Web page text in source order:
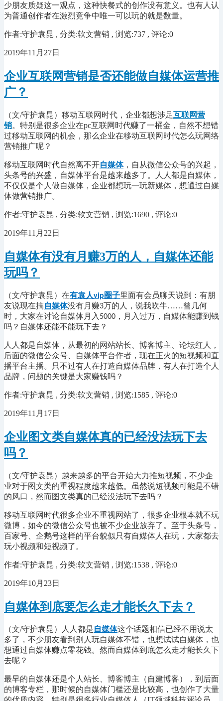
少朋友质疑这一观点，这种快餐式的创作没有意义。也有人认
为普通创作者在激烈竞争中唯一可以玩的就是数量。
作者:守护袁昆 , 分类:软文营销 , 浏览:737 , 评论:0
2019年11月27日
企业互联网营销是否还能做自媒体运营推
广？
（文/守护袁昆）移动互联网时代，企业都想涉足互联网营
销。特别是很多企业在pc互联网时代赚了一桶金，自然不想错
过移动互联网的机会，那么企业在移动互联网时代怎么玩网络
营销推广呢？
移动互联网时代自然离不开自媒体，自从微信公众号的兴起，
头条号的兴盛，自媒体平台是越来越多了。人人都是自媒体，
不仅仅是个人做自媒体，企业都想玩一玩新媒体，想通过自媒
体做营销推广。
作者:守护袁昆 , 分类:软文营销 , 浏览:1690 , 评论:0
2019年11月22日
自媒体有没有月赚3万的人，自媒体还能
玩吗？
（文/守护袁昆）在有袁人vip圈子里面有会员聊天说到：有朋
友说现在搞自媒体没有月赚3万的人，说我吹牛……曾几何
时，大家在讨论自媒体月入 5000 ，月入过万，自媒体能赚到钱
吗？自媒体还能不能玩下去？
人人都是自媒体，从最初的网站站长、博客博主、论坛红人，
后面的微信公众号、自媒体平台作者，现在正火的短视频和直
播平台主播。只不过有人在打造自媒体品牌，有人在打造个人
品牌，问题的关键是大家赚钱吗？
作者:守护袁昆 , 分类:软文营销 , 浏览:1585 , 评论:0
2019年11月17日
企业图文类自媒体真的已经没法玩下去
吗？
（文/守护袁昆）越来越多的平台开始大力推短视频，不少企
业对于图文类的重视程度越来越低。虽然说短视频可能是不错
的风口，然而图文类真的已经没法玩下去吗？
移动互联网时代很多企业不重视网站了，很多企业根本就不玩
微博，如今的微信公众号也被不少企业放弃了。至于头条号，
百家号、企鹅号这样的平台貌似只有自媒体人在玩，大家都去
玩小视频和短视频了。
作者:守护袁昆 , 分类:软文营销 , 浏览:1538 , 评论:0
2019年10月23日
自媒体到底要怎么走才能长久下去？
（文/守护袁昆）人人都是自媒体这个话题相信已经不用说太
多了，不少朋友看到别人玩自媒体不错，也想试试自媒体，也
想通过自媒体赚点零花钱。然而自媒体到底怎么走才能长久下
去呢？
最早的自媒体还是个人站长、博客博主（自建博客），到后面
的博客专栏，那时候的自媒体门槛还是比较高，也创作了大量